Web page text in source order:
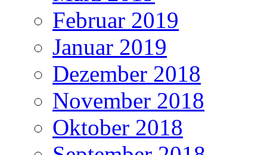
Februar 2019
Januar 2019
Dezember 2018
November 2018
Oktober 2018